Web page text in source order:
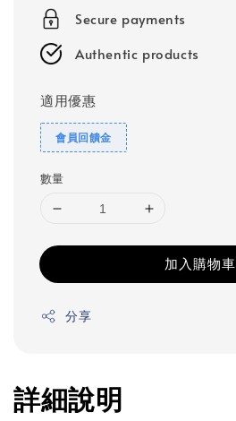
Secure payments
Authentic products
適用優惠
會員回饋金
數量
加入購物車
分享
詳細說明